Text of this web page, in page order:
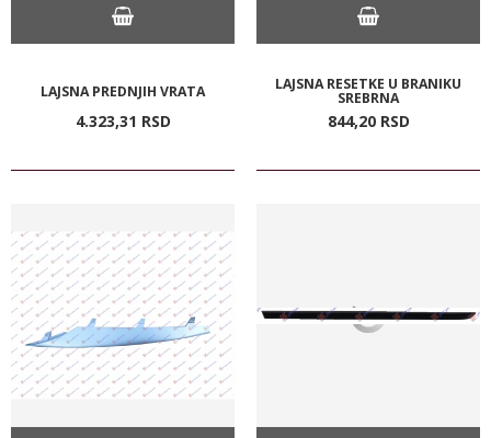
LAJSNA PREDNJIH VRATA
4.323,31 RSD
LAJSNA RESETKE U BRANIKU
SREBRNA
844,20 RSD